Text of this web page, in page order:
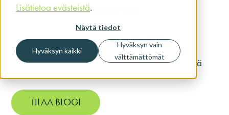
Lisätietoa evästeistä.
Näytä tiedot
Hyväksyn kaikki
Hyväksyn vain
välttämättömät
SALESCOMM BLOGI
Blogi, joka keskittyy tuottavaan ja kohdennettuun
markkinointiin, parempiin asiakaskokemuksiin sekä
TILAA BLOGI